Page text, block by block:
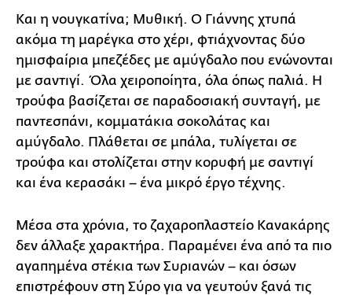
Και η νουγκατίνα; Μυθική. Ο Γιάννης χτυπά
ακόμα τη μαρέγκα στο χέρι, φτιάχνοντας δύο
ημισφαίρια μπεζέδες με αμύγδαλο που ενώνονται
με σαντιγί. Όλα χειροποίητα, όλα όπως παλιά. Η
τρούφα βασίζεται σε παραδοσιακή συνταγή, με
παντεσπάνι, κομματάκια σοκολάτας και
αμύγδαλο. Πλάθεται σε μπάλα, τυλίγεται σε
τρούφα και στολίζεται στην κορυφή με σαντιγί
και ένα κερασάκι – ένα μικρό έργο τέχνης.
Μέσα στα χρόνια, το ζαχαροπλαστείο Κανακάρης
δεν άλλαξε χαρακτήρα. Παραμένει ένα από τα πιο
αγαπημένα στέκια των Συριανών – και όσων
επιστρέφουν στη Σύρο για να γευτούν ξανά τις